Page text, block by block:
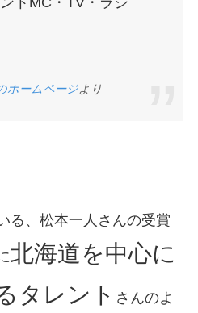
ホームページより
る、松本一人さんの受賞
北海道を中心に
タレント さんのよ